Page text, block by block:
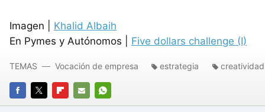
Imagen | Khalid Albaih
En Pymes y Autónomos | Five dollars challenge (I)
FACEBOOK
TWITTERFLIPBOARD
E-
WHATSAPP
TEMAS Vocación de empresa estrategia creatividad